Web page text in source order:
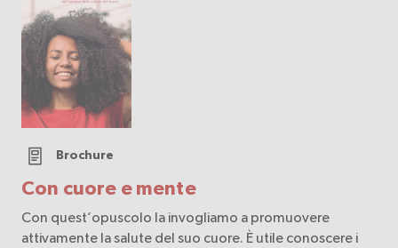
Con cuore e mente
Brochure
Con quest’opuscolo la invogliamo a promuovere
attivamente la salute del suo cuore. È utile conoscere i